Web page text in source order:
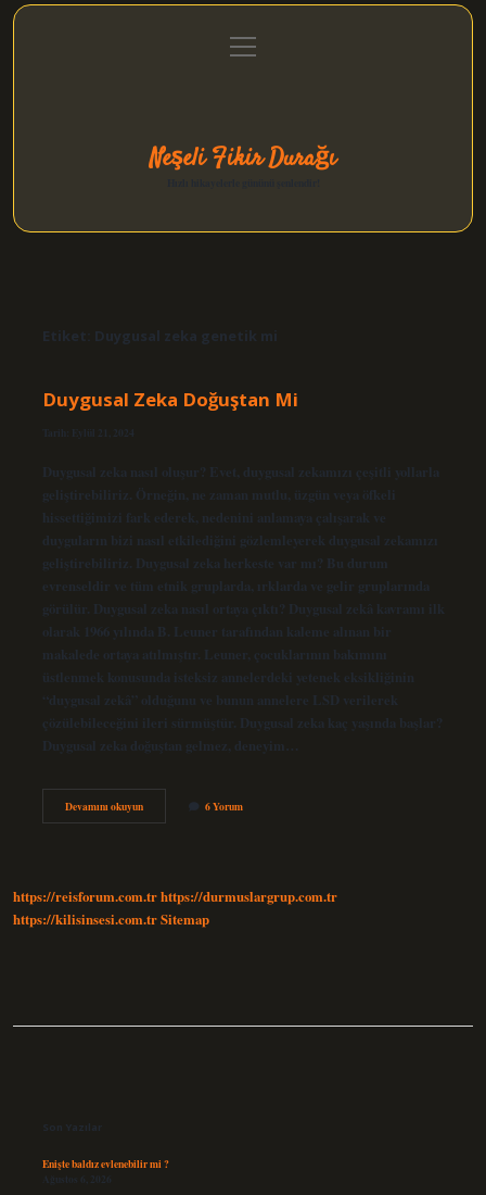
Gizlilik Politikası
menüyü
aç
Neşeli Fikir Durağı
Etiket: Duygusal zeka genetik mi
Duygusal Zeka Doğuştan Mi
Tarih: Eylül 21, 2024
Duygusal zeka nasıl oluşur? Evet, duygusal zekamızı çeşitli yollarla
geliştirebiliriz. Örneğin, ne zaman mutlu, üzgün veya öfkeli
hissettiğimizi fark ederek, nedenini anlamaya çalışarak ve
duyguların bizi nasıl etkilediğini gözlemleyerek duygusal zekamızı
geliştirebiliriz. Duygusal zeka herkeste var mı? Bu durum
evrenseldir ve tüm etnik gruplarda, ırklarda ve gelir gruplarında
görülür. Duygusal zeka nasıl ortaya çıktı? Duygusal zekâ kavramı ilk
olarak 1966 yılında B. Leuner tarafından kaleme alınan bir
makalede ortaya atılmıştır. Leuner, çocuklarının bakımını
üstlenmek konusunda isteksiz annelerdeki yetenek eksikliğinin
“duygusal zekâ” olduğunu ve bunun annelere LSD verilerek
çözülebileceğini ileri sürmüştür. Duygusal zeka kaç yaşında başlar?
Duygusal zeka doğuştan gelmez, deneyim…
Devamını okuyunDuygusal
Zeka
6 Yorum
https://reisforum.com.trhttps://durmuslargrup.com.tr
https://kilisinsesi.com.trSitemap
Son Yazılar
Enişte baldız evlenebilir mi ?
Ağustos 6, 2026